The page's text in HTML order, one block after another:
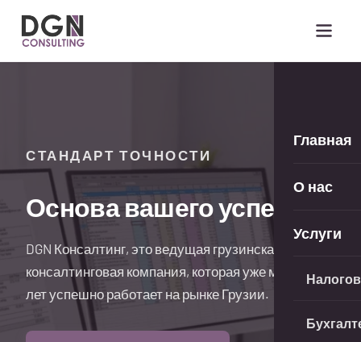
Главная
О нас
Услуги
НАЛОГОВЫЙ КОНСАЛТИНГ
Защитите свой бизнес
от налоговых рисков
Наши эксперты обеспечат стратегическую
прозрачность в вопросах налогообложения.